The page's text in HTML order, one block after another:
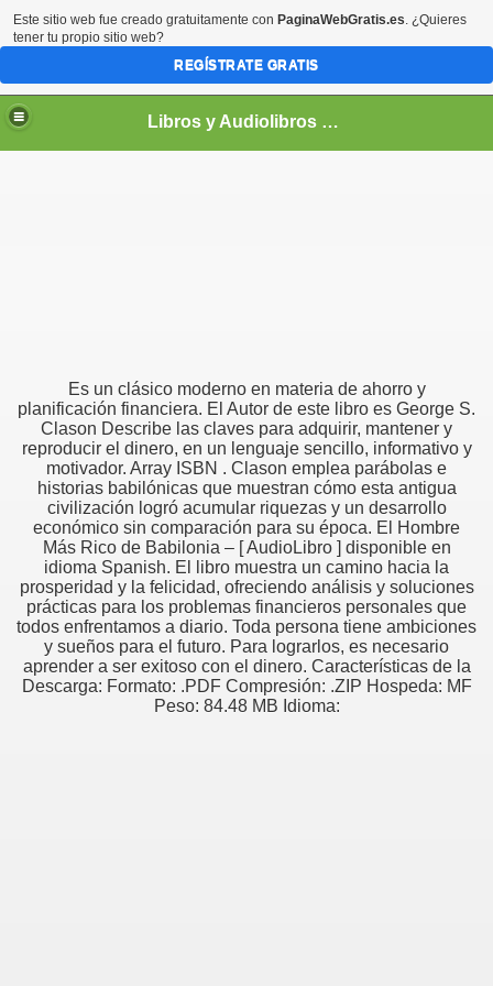
Libros y Audiolibros Para emprendedores
Es un clásico moderno en materia de ahorro y
planificación financiera. El Autor de este libro es George S.
Clason Describe las claves para adquirir, mantener y
reproducir el dinero, en un lenguaje sencillo, informativo y
motivador. Array ISBN . Clason emplea parábolas e
historias babilónicas que muestran cómo esta antigua
civilización logró acumular riquezas y un desarrollo
económico sin comparación para su época. El Hombre
Más Rico de Babilonia – [ AudioLibro ] disponible en
idioma Spanish. El libro muestra un camino hacia la
prosperidad y la felicidad, ofreciendo análisis y soluciones
prácticas para los problemas financieros personales que
todos enfrentamos a diario. Toda persona tiene ambiciones
y sueños para el futuro. Para lograrlos, es necesario
aprender a ser exitoso con el dinero. Características de la
Descarga: Formato: .PDF Compresión: .ZIP Hospeda: MF
Peso: 84.48 MB Idioma:
Este sitio web fue creado gratuitamente con PaginaWebGratis.es. ¿Quieres
tener tu propio sitio web?
REGÍSTRATE GRATIS